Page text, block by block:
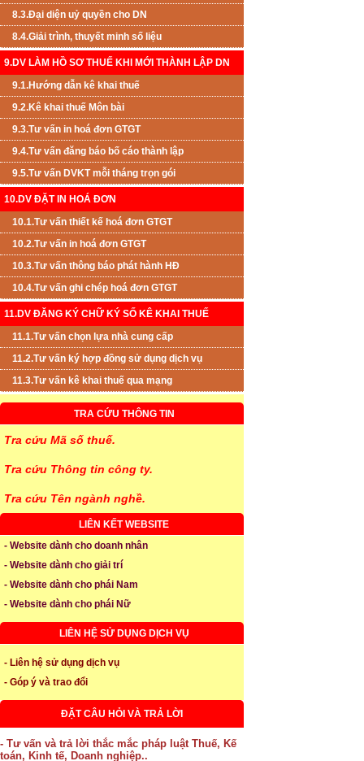
8.3.Đại diện uỷ quyền cho DN
8.4.Giải trình, thuyết minh số liệu
9.DV LÀM HỒ SƠ THUẾ KHI MỚI THÀNH LẬP DN
9.1.Hướng dẫn kê khai thuế
9.2.Kê khai thuế Môn bài
9.3.Tư vấn in hoá đơn GTGT
9.4.Tư vấn đăng báo bố cáo thành lập
9.5.Tư vấn DVKT mỗi tháng trọn gói
10.DV ĐẶT IN HOÁ ĐƠN
10.1.Tư vấn thiết kế hoá đơn GTGT
10.2.Tư vấn in hoá đơn GTGT
10.3.Tư vấn thông báo phát hành HĐ
10.4.Tư vấn ghi chép hoá đơn GTGT
11.DV ĐĂNG KÝ CHỮ KÝ SỐ KÊ KHAI THUẾ
11.1.Tư vấn chọn lựa nhà cung cấp
11.2.Tư vấn ký hợp đồng sử dụng dịch vụ
11.3.Tư vấn kê khai thuế qua mạng
TRA CỨU THÔNG TIN
Tra cứu Mã số thuế.
Tra cứu Thông tin công ty.
Tra cứu Tên ngành nghề.
LIÊN KẾT WEBSITE
- Website dành cho doanh nhân
- Website dành cho giải trí
- Website dành cho phái Nam
- Website dành cho phái Nữ
LIÊN HỆ SỬ DỤNG DỊCH VỤ
- Liên hệ sử dụng dịch vụ
- Góp ý và trao đổi
ĐẶT CÂU HỎI VÀ TRẢ LỜI
- Tư vấn và trả lời thắc mắc pháp luật Thuế, Kế
toán, Kinh tế, Doanh nghiệp..